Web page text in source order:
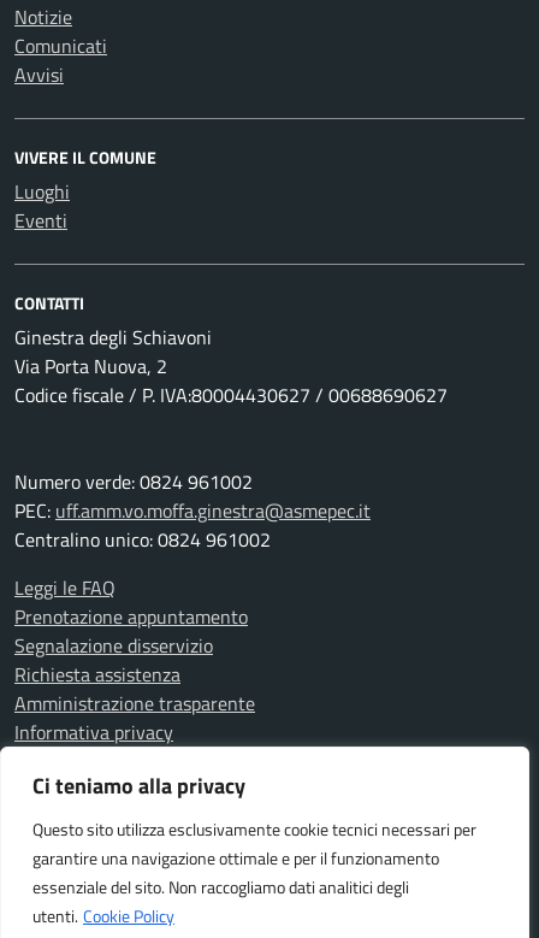
Ci teniamo alla privacy
Questo sito utilizza esclusivamente cookie tecnici necessari per
garantire una navigazione ottimale e per il funzionamento
essenziale del sito. Non raccogliamo dati analitici degli
utenti. Cookie Policy
Notizie
Comunicati
Avvisi
VIVERE IL COMUNE
Luoghi
Eventi
CONTATTI
Ginestra degli Schiavoni
Via Porta Nuova, 2
Codice fiscale / P. IVA:80004430627 / 00688690627
Numero verde: 0824 961002
PEC: uff.amm.vo.moffa.ginestra@asmepec.it
Centralino unico: 0824 961002
Leggi le FAQ
Prenotazione appuntamento
Segnalazione disservizio
Richiesta assistenza
Amministrazione trasparente
Informativa privacy
Dichiarazione di accessibilità
SEGUICI SU
Facebook